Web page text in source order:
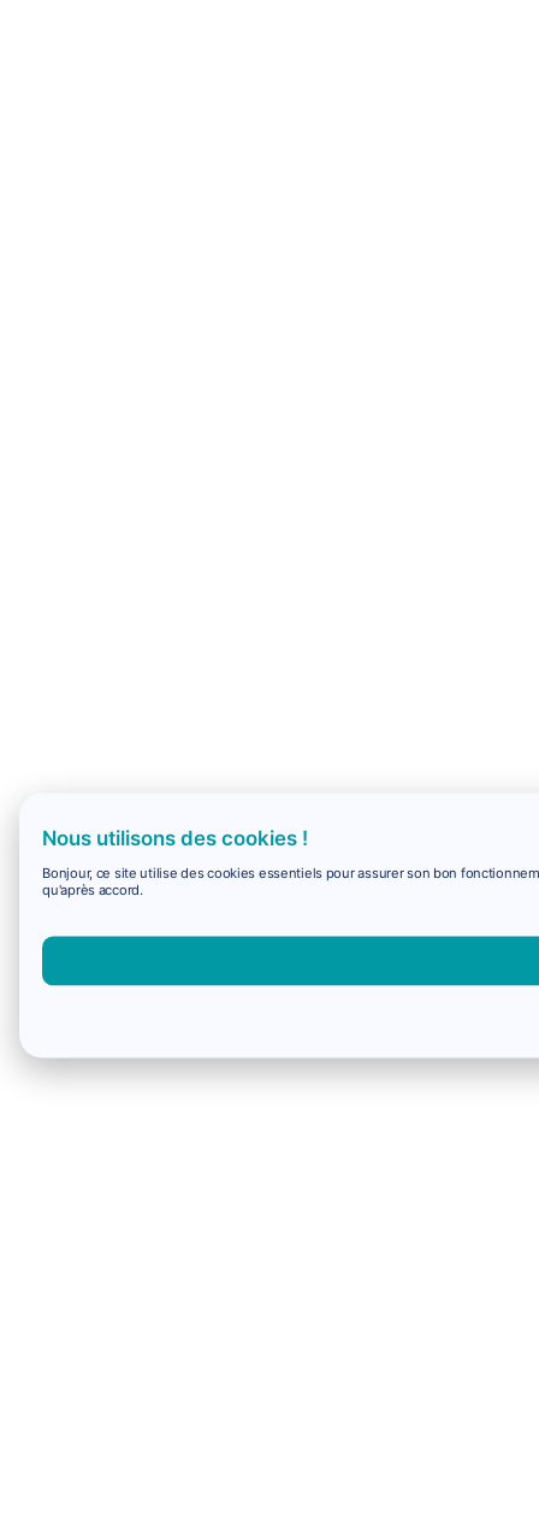
Nous utilisons des cookies !
Bonjour, ce site utilise des cookies essentiels pour assurer son bon
qu'après accord.